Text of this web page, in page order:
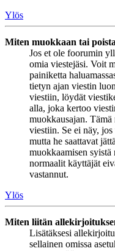
Ylös
Miten muokkaan tai
Jos et ole foorumin
omia viestejäsi. Voit
painiketta
tietyn ajan viestin
viestiin, löydät
alla, joka kertoo
muokkausajan.
viestiin. Se ei näy,
mutta he saattavat
muokkaamisen syistä
normaalit käyttäjät
vastannut.
Ylös
Miten liitän
Lisätäksesi
sellainen omissa